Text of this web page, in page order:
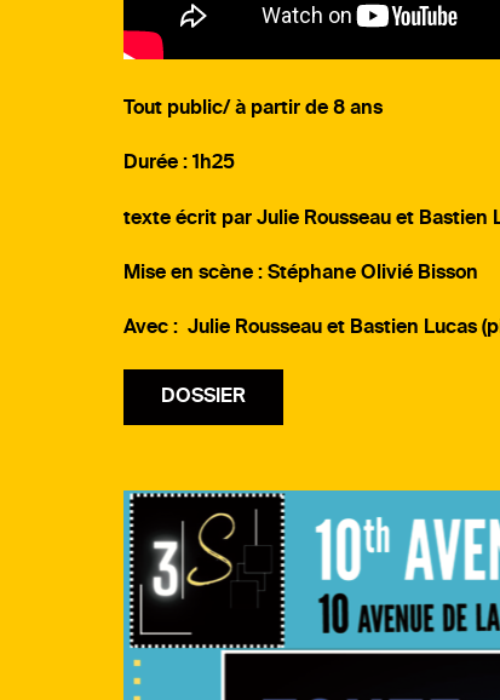
Tout public/ à partir de 8 ans
Durée : 1h25
texte écrit par Julie Rousseau et Bastien
Mise en scène : Stéphane Olivié Bisson
Avec : Julie Rousseau et Bastien Lucas
DOSSIER